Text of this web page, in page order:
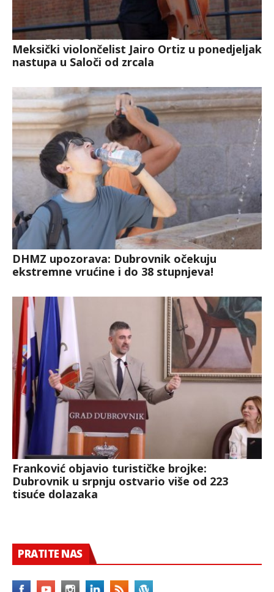
Meksički violončelist Jairo Ortiz u ponedjeljak
nastupa u Saloči od zrcala
DHMZ upozorava: Dubrovnik očekuju
ekstremne vrućine i do 38 stupnjeva!
Franković objavio turističke brojke:
Dubrovnik u srpnju ostvario više od 223
tisuće dolazaka
PRATITE NAS